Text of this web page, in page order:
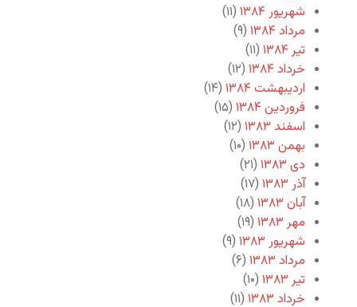
شهریور ۱۳۸۴
(۱۱)
مرداد ۱۳۸۴
(۹)
تیر ۱۳۸۴
(۱۱)
خرداد ۱۳۸۴
(۱۲)
اردیبهشت ۱۳۸۴
(۱۴)
فروردین ۱۳۸۴
(۱۵)
اسفند ۱۳۸۳
(۱۲)
بهمن ۱۳۸۳
(۱۰)
دی ۱۳۸۳
(۲۱)
آذر ۱۳۸۳
(۱۷)
آبان ۱۳۸۳
(۱۸)
مهر ۱۳۸۳
(۱۹)
شهریور ۱۳۸۳
(۹)
مرداد ۱۳۸۳
(۶)
تیر ۱۳۸۳
(۱۰)
خرداد ۱۳۸۳
(۱۱)